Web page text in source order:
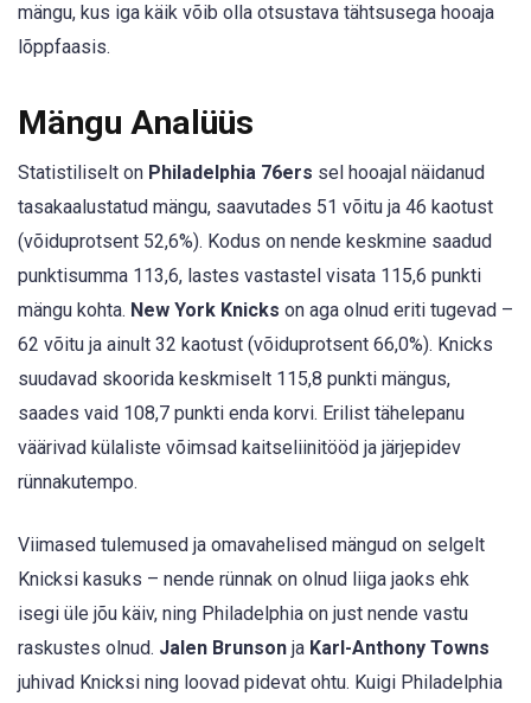
mängu, kus iga käik võib olla otsustava tähtsusega hooaja
lõppfaasis.
Mängu Analüüs
Statistiliselt on Philadelphia 76ers sel hooajal näidanud
tasakaalustatud mängu, saavutades 51 võitu ja 46 kaotust
(võiduprotsent 52,6%). Kodus on nende keskmine saadud
punktisumma 113,6, lastes vastastel visata 115,6 punkti
mängu kohta. New York Knicks on aga olnud eriti tugevad –
62 võitu ja ainult 32 kaotust (võiduprotsent 66,0%). Knicks
suudavad skoorida keskmiselt 115,8 punkti mängus,
saades vaid 108,7 punkti enda korvi. Erilist tähelepanu
väärivad külaliste võimsad kaitseliinitööd ja järjepidev
rünnakutempo.
Viimased tulemused ja omavahelised mängud on selgelt
Knicksi kasuks – nende rünnak on olnud liiga jaoks ehk
isegi üle jõu käiv, ning Philadelphia on just nende vastu
raskustes olnud. Jalen Brunson ja Karl-Anthony Towns
juhivad Knicksi ning loovad pidevat ohtu. Kuigi Philadelphia